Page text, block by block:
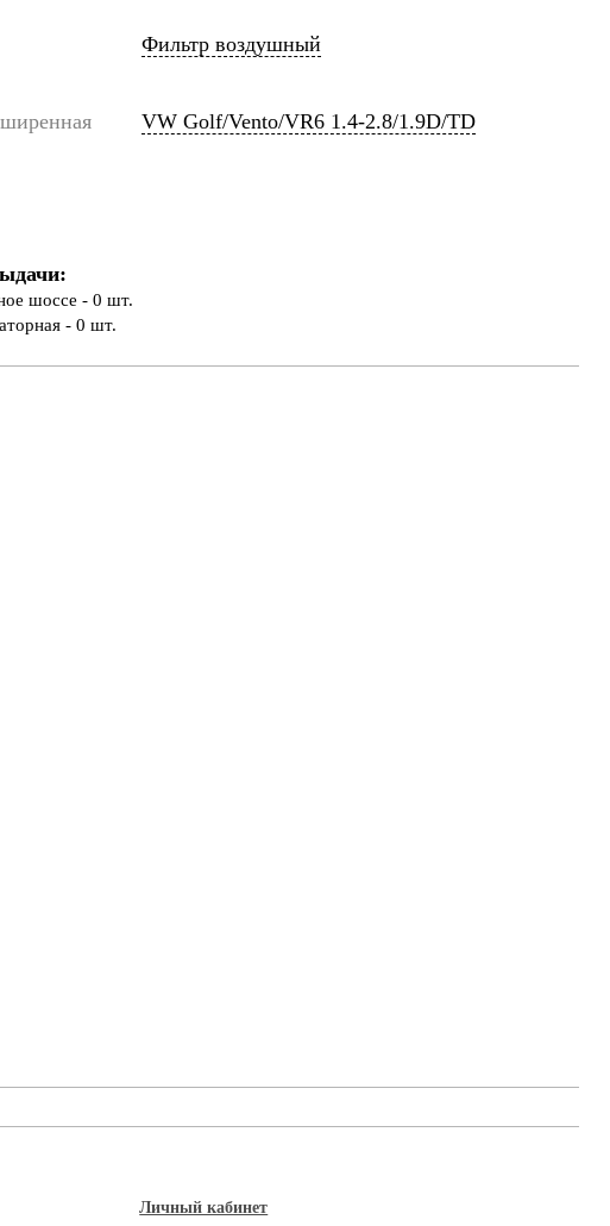
Фильтр воздушный
VW Golf/Vento/VR6 1.4-2.8/1.9D/TD
шоссе - 0 шт.
- 0 шт.
Личный кабинет